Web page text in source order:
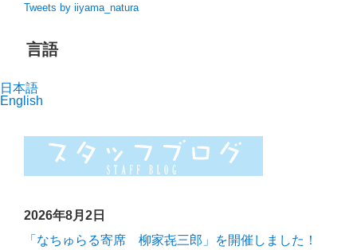
Tweets by iiyama_natura
言語
日本語
English
2026年8月2日
「なちゅらる寄席 柳家㐂三郎」を開催しました！